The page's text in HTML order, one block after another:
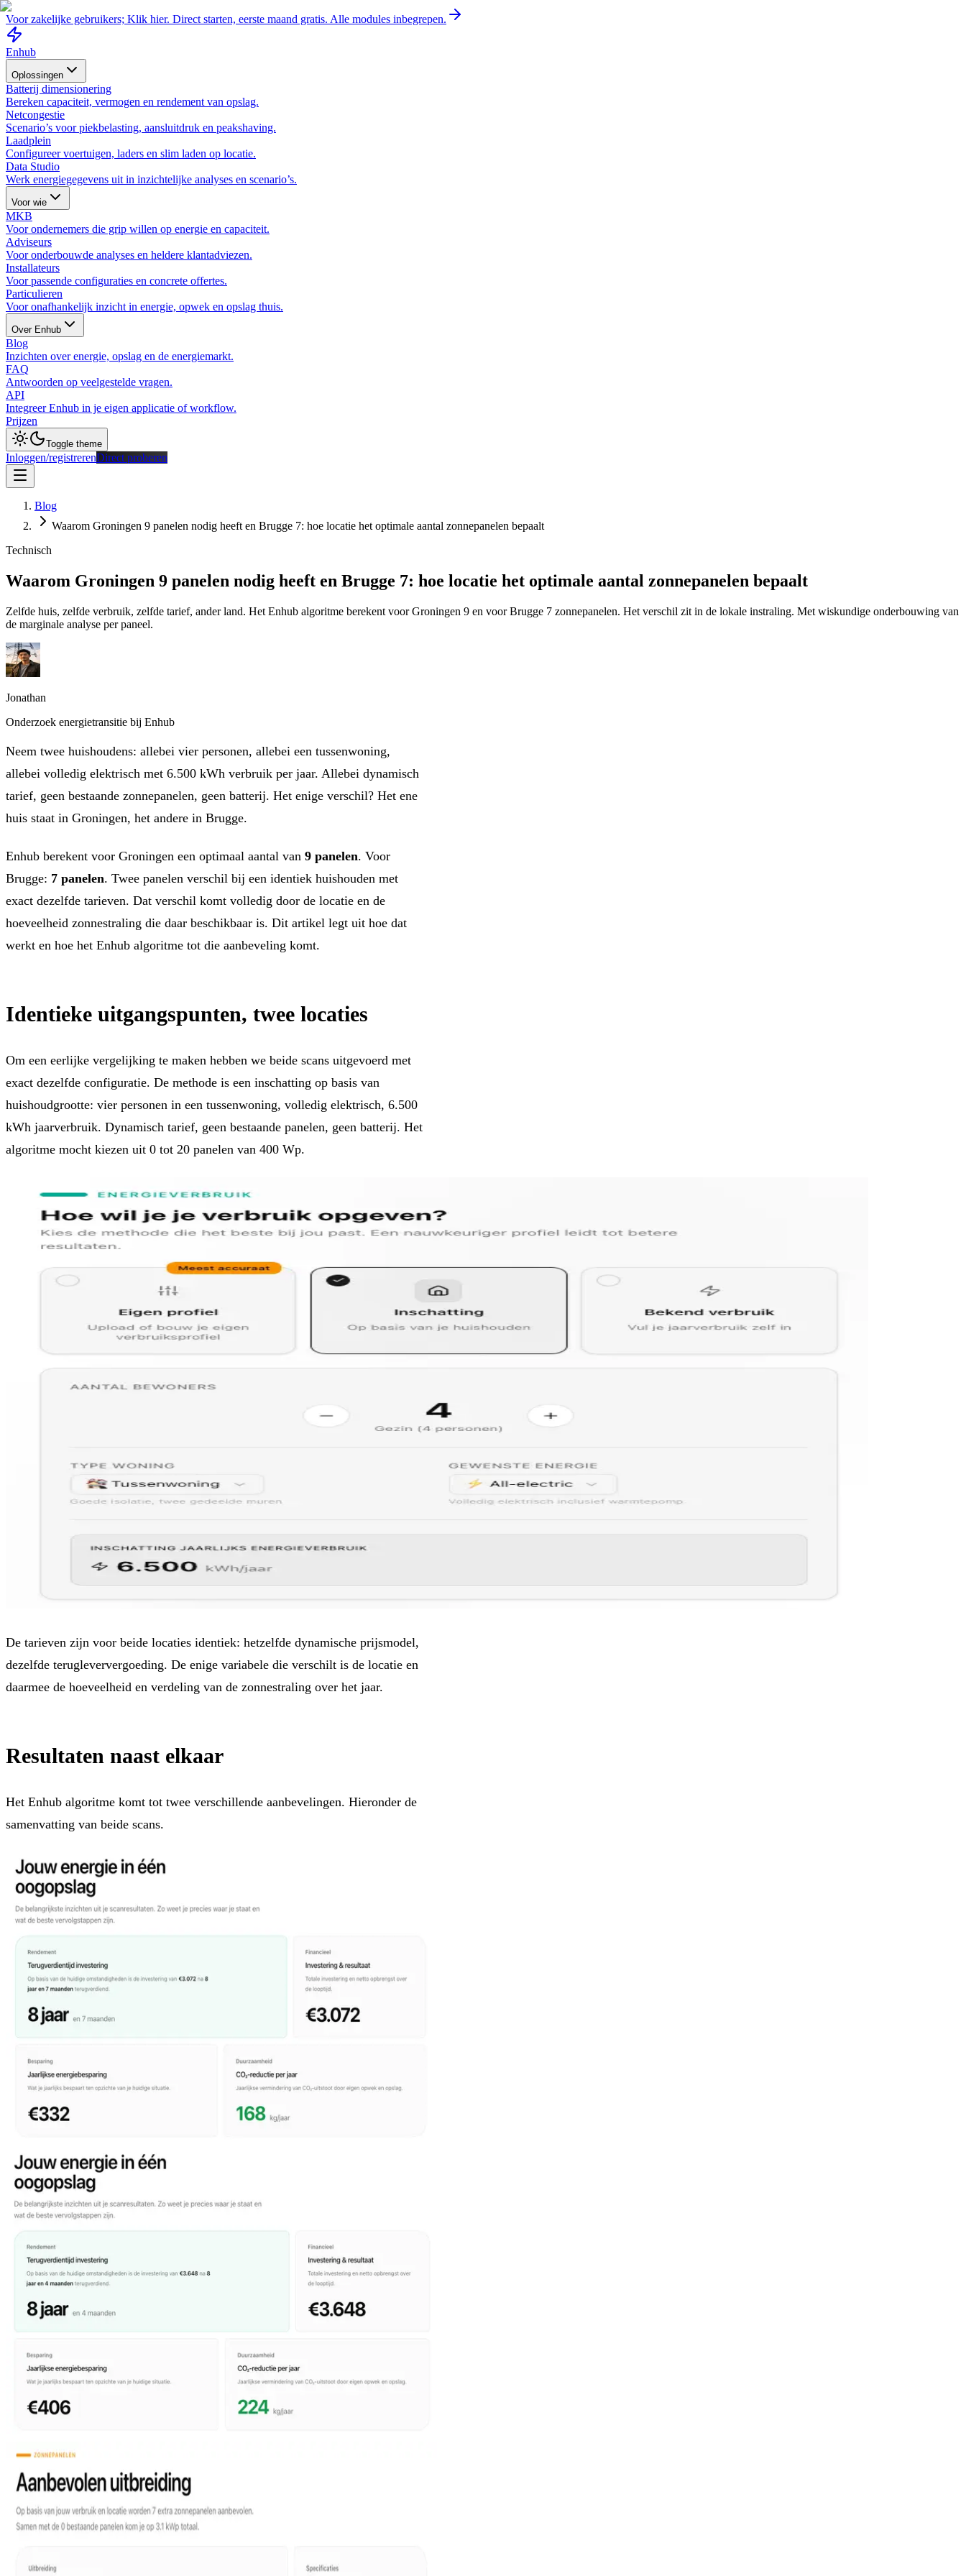
Voor zakelijke gebruikers; Klik hier. Direct starten, eerste maand gratis. Alle modules inbegrepen.
Enhub
Oplossingen
Batterij dimensionering
Bereken capaciteit, vermogen en rendement van opslag.
Netcongestie
Scenario’s voor piekbelasting, aansluitdruk en peakshaving.
Laadplein
Configureer voertuigen, laders en slim laden op locatie.
Data Studio
Werk energiegegevens uit in inzichtelijke analyses en scenario’s.
Voor wie
MKB
Voor ondernemers die grip willen op energie en capaciteit.
Adviseurs
Voor onderbouwde analyses en heldere klantadviezen.
Installateurs
Voor passende configuraties en concrete offertes.
Particulieren
Voor onafhankelijk inzicht in energie, opwek en opslag thuis.
Over Enhub
Blog
Inzichten over energie, opslag en de energiemarkt.
FAQ
Antwoorden op veelgestelde vragen.
API
Integreer Enhub in je eigen applicatie of workflow.
Prijzen
Toggle theme
Inloggen/registrerenDirect proberen
Blog
Waarom Groningen 9 panelen nodig heeft en Brugge 7: hoe locatie het optimale aantal zonnepanelen bepaalt
Technisch
Waarom Groningen 9 panelen nodig heeft en Brugge 7: hoe locatie het optimale aantal zonnepanelen bepaalt
Zelfde huis, zelfde verbruik, zelfde tarief, ander land. Het Enhub algoritme berekent voor Groningen 9 en voor Brugge 7 zonnepanelen. Het verschil zit in de lokale instraling. Met wiskundige onderbouwing van
de marginale analyse per paneel.
Jonathan
Onderzoek energietransitie bij Enhub
Neem twee huishoudens: allebei vier personen, allebei een tussenwoning,
allebei volledig elektrisch met 6.500 kWh verbruik per jaar. Allebei dynamisch
tarief, geen bestaande zonnepanelen, geen batterij. Het enige verschil? Het ene
huis staat in Groningen, het andere in Brugge.
Enhub berekent voor Groningen een optimaal aantal van 9 panelen. Voor
Brugge: 7 panelen. Twee panelen verschil bij een identiek huishouden met
exact dezelfde tarieven. Dat verschil komt volledig door de locatie en de
hoeveelheid zonnestraling die daar beschikbaar is. Dit artikel legt uit hoe dat
werkt en hoe het Enhub algoritme tot die aanbeveling komt.
Identieke uitgangspunten, twee locaties
Om een eerlijke vergelijking te maken hebben we beide scans uitgevoerd met
exact dezelfde configuratie. De methode is een inschatting op basis van
huishoudgrootte: vier personen in een tussenwoning, volledig elektrisch, 6.500
kWh jaarverbruik. Dynamisch tarief, geen bestaande panelen, geen batterij. Het
algoritme mocht kiezen uit 0 tot 20 panelen van 400 Wp.
De tarieven zijn voor beide locaties identiek: hetzelfde dynamische prijsmodel,
dezelfde terugleververgoeding. De enige variabele die verschilt is de locatie en
daarmee de hoeveelheid en verdeling van de zonnestraling over het jaar.
Resultaten naast elkaar
Het Enhub algoritme komt tot twee verschillende aanbevelingen. Hieronder de
samenvatting van beide scans.